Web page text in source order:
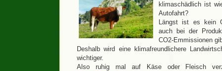
klimaschädlich ist
Autofahrt?
Längst ist es kein
auch bei der
CO2-Emmissionen
Deshalb wird eine klimafreundlichere
wichtiger.
Also ruhig mal auf Käse oder Fleisch